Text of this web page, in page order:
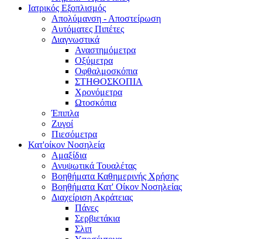
Ιατρικός Εξοπλισμός
Απολύμανση - Αποστείρωση
Αυτόματες Πιπέτες
Διαγνωστικά
Αναστημόμετρα
Οξύμετρα
Οφθαλμοσκόπια
ΣΤΗΘΟΣΚΟΠΙΑ
Χρονόμετρα
Ωτοσκόπια
Έπιπλα
Ζυγοί
Πιεσόμετρα
Κατ'οίκον Νοσηλεία
Αμαξίδια
Ανυψωτικά Τουαλέτας
Βοηθήματα Καθημερινής Χρήσης
Βοηθήματα Κατ' Οίκον Νοσηλείας
Διαχείριση Ακράτειας
Πάνες
Σερβιετάκια
Σλιπ